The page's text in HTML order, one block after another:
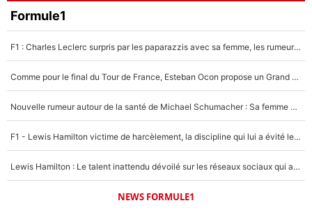
Formule1
F1 : Charles Leclerc surpris par les paparazzis avec sa femme, les rumeurs étaient vraies !
Comme pour le final du Tour de France, Esteban Ocon propose un Grand Prix de Formule 1 à Paris : «Autour de l’Arc de Triomphe, ce serait génial» !
Nouvelle rumeur autour de la santé de Michael Schumacher : Sa femme Corinna sort du silence
F1 - Lewis Hamilton victime de harcèlement, la discipline qui lui a évité le pire : «J'aurais probablement mal tourné»
Lewis Hamilton : Le talent inattendu dévoilé sur les réseaux sociaux qui a impressionné Kim Kardashian pendant leurs vacances en amoureux !
NEWS FORMULE1